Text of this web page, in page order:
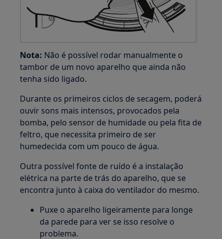
Nota: Não é possível rodar manualmente o
tambor de um novo aparelho que ainda não
tenha sido ligado.
Durante os primeiros ciclos de secagem, poderá
ouvir sons mais intensos, provocados pela
bomba, pelo sensor de humidade ou pela fita de
feltro, que necessita primeiro de ser
humedecida com um pouco de água.
Outra possível fonte de ruído é a instalação
elétrica na parte de trás do aparelho, que se
encontra junto à caixa do ventilador do mesmo.
Puxe o aparelho ligeiramente para longe
da parede para ver se isso resolve o
problema.